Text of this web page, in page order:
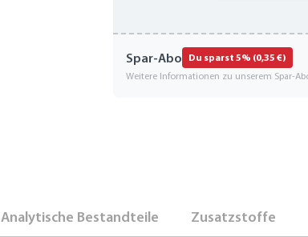
Spar-Abo Du sparst 5% (0,35 €)
Weitere Informationen zu unserem Spar-
Analytische Bestandteile Zusatzstoffe